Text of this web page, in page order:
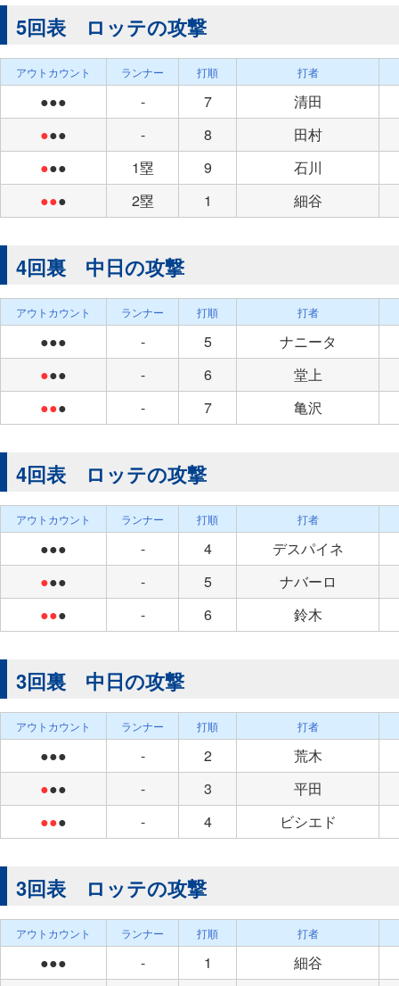
5回表 ロッテの攻撃
アウトカウント ランナー 打順 打者
●●● - 7
清田
●●● - 8
田村
●●● 1塁 9
石川
●●● 2塁 1 細谷
4回裏 中日の攻撃
アウトカウント ランナー 打順 打者
●●● - 5
ナニータ
●●● - 6
堂上
●●● - 7 亀沢
4回表 ロッテの攻撃
アウトカウント ランナー 打順 打者
●●● - 4
デスパイネ
●●● - 5
ナバーロ
●●● - 6 鈴木
3回裏 中日の攻撃
アウトカウント ランナー 打順 打者
●●● - 2
荒木
●●● - 3
平田
●●● - 4 ビシエド
3回表 ロッテの攻撃
アウトカウント ランナー 打順 打者
●●● - 1
細谷